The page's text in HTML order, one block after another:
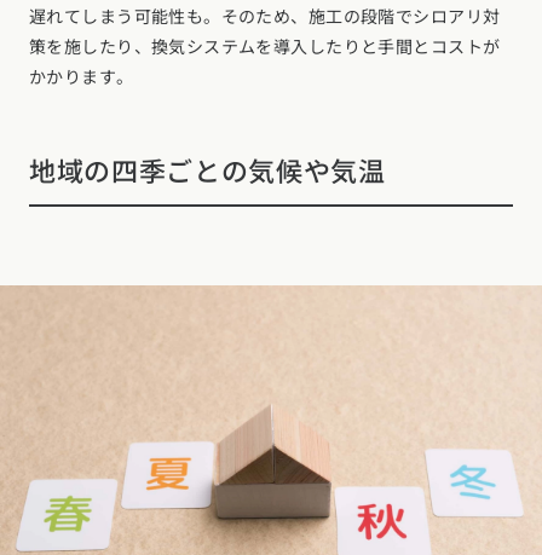
遅れてしまう可能性も。そのため、施工の段階でシロアリ対
策を施したり、換気システムを導入したりと手間とコストが
かかります。
地域の四季ごとの気候や気温
位置情報を元に
現在地から探す